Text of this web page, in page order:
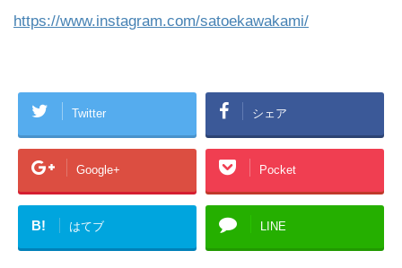
https://www.instagram.com/satoekawakami/
Twitter シェア
Google+ Pocket
B! はてブ LINE